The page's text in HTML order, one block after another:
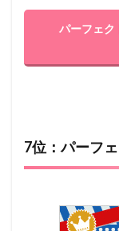
パーフェク
7位：パーフ